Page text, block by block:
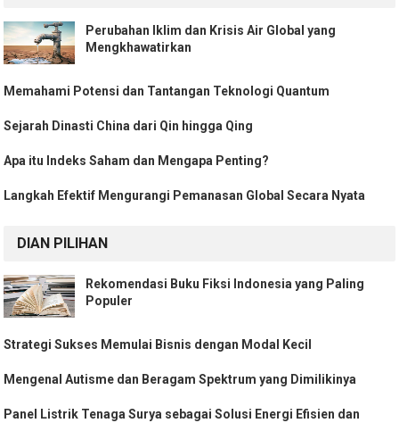
Perubahan Iklim dan Krisis Air Global yang
Mengkhawatirkan
Memahami Potensi dan Tantangan Teknologi Quantum
Sejarah Dinasti China dari Qin hingga Qing
Apa itu Indeks Saham dan Mengapa Penting?
Langkah Efektif Mengurangi Pemanasan Global Secara Nyata
DIAN PILIHAN
Rekomendasi Buku Fiksi Indonesia yang Paling
Populer
Strategi Sukses Memulai Bisnis dengan Modal Kecil
Mengenal Autisme dan Beragam Spektrum yang Dimilikinya
Panel Listrik Tenaga Surya sebagai Solusi Energi Efisien dan